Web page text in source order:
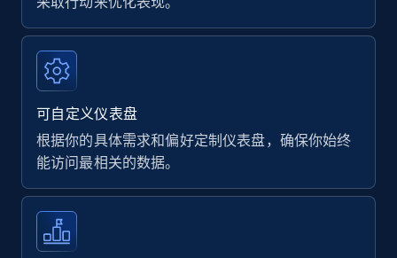
可自定义仪表盘
根据你的具体需求和偏好定制仪表盘，确保你始终
能访问最相关的数据。